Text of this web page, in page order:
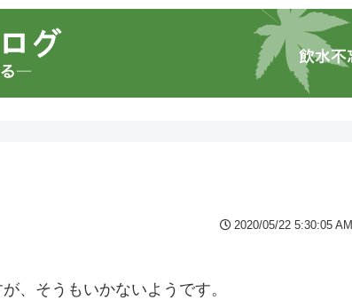
2020/05/22 5:30:05 AM
、そうもいかないようです。